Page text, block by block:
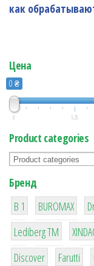
как
Цена
0 ₴
0 525
Product categories
Бренд
B 1
1
BUROMAX
3
Lediberg ТМ
3
64
Discover
299
Farutti